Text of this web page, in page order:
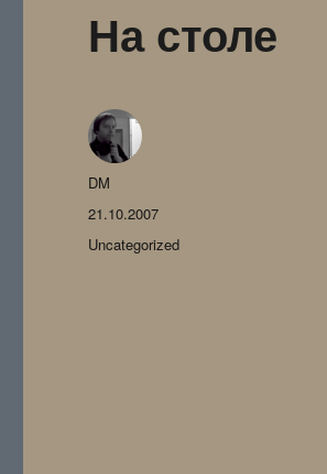
На столе
Автор
DM
Опубликовано
21.10.2007
Рубрики
Uncategorized